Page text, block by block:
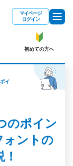
マイページ
ログイン
初めての方へ
のポイン
ォントの